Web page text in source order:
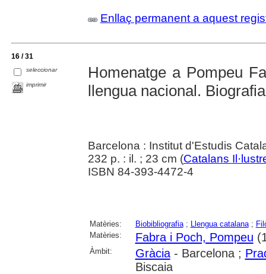
Enllaç permanent a aquest
16 / 31
seleccionar
imprimir
Homenatge a Pompeu
llengua nacional.
Barcelona : Institut d'Estudis
232 p. : il. ; 23 cm (Catalans
ISBN 84-393-4472-4
Matèries: Biobibliografia; Llengua catalana;
Matèries:
Fabra i Poch, Pompeu
Àmbit: Gràcia- Barcelona ;
Biscaia